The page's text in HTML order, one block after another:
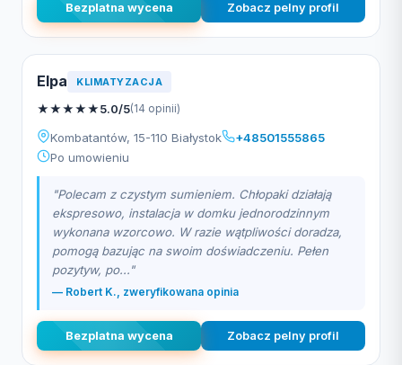
Bezplatna wycena Zobacz pelny profil
Elpa KLIMATYZACJA
★★★★★5.0/5(14 opinii)
Kombatantów, 15-110 Białystok
+48501555865
Po umowieniu
"Polecam z czystym sumieniem. Chłopaki działają
ekspresowo, instalacja w domku jednorodzinnym
wykonana wzorcowo. W razie wątpliwości doradza,
pomogą bazując na swoim doświadczeniu. Pełen
pozytyw, po..."
— Robert K., zweryfikowana opinia
Bezplatna wycena Zobacz pelny profil